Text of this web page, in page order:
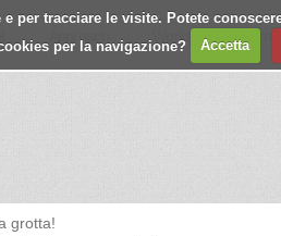
per tracciare le visite. Potete
per la navigazione?
Accetta
Approach Works Journal
grotta!